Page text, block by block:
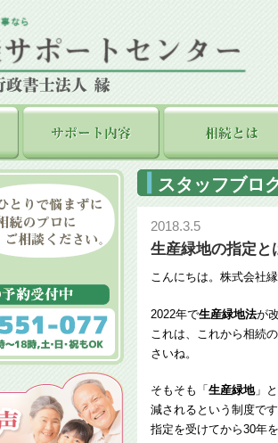
スタッフブロ
2018.3.5
生産緑地の指定と
こんにちは。株式会社
2022年で生産緑地法が
これは、これから相続
さいね。
そもそも「 生産緑地」
減されるという制度で
指定を受けてから30年